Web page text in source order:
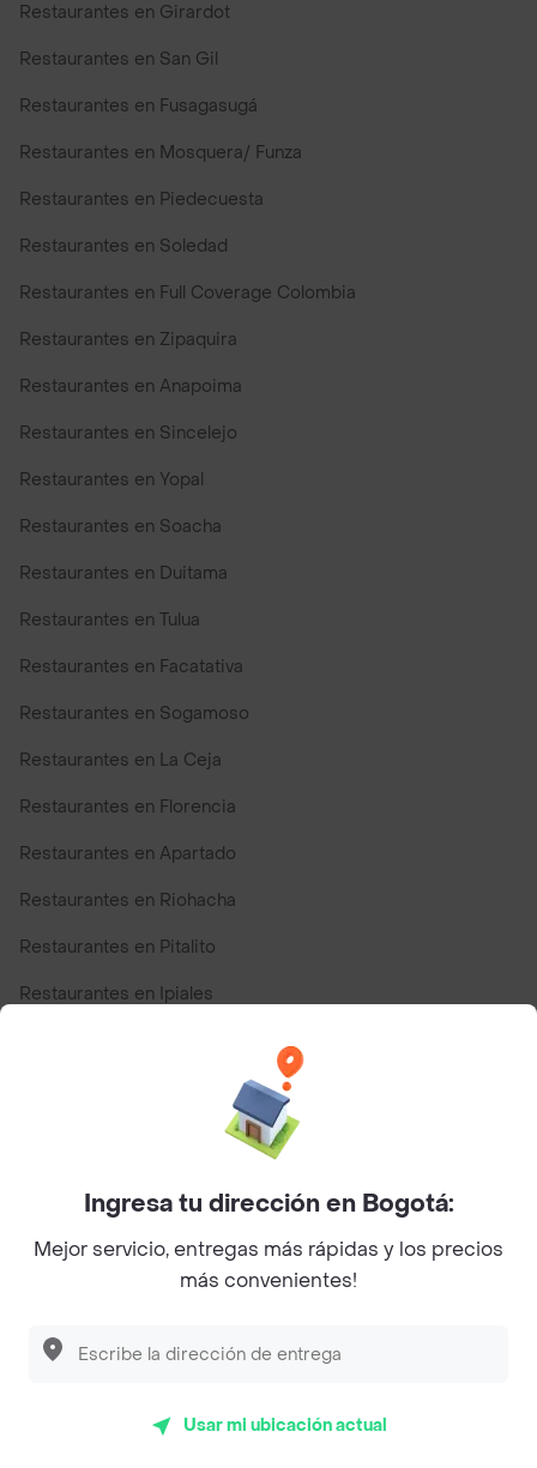
Restaurantes en Girardot
Restaurantes en San Gil
Restaurantes en Fusagasugá
Restaurantes en Mosquera/ Funza
Restaurantes en Piedecuesta
Restaurantes en Soledad
Restaurantes en Full Coverage Colombia
Restaurantes en Zipaquira
Restaurantes en Anapoima
Restaurantes en Sincelejo
Restaurantes en Yopal
Restaurantes en Soacha
Restaurantes en Duitama
Restaurantes en Tulua
Restaurantes en Facatativa
Restaurantes en Sogamoso
Restaurantes en La Ceja
Restaurantes en Florencia
Restaurantes en Apartado
Restaurantes en Riohacha
Restaurantes en Pitalito
Restaurantes en Ipiales
Top Marcas y Cadenas de Restaurantes
Encuéntranos en estos países
App Store Google play AppGallery
Ingresa tu dirección en Bogotá:
Mejor servicio, entregas más rápidas y los precios
más convenientes!
Usar mi ubicación actual